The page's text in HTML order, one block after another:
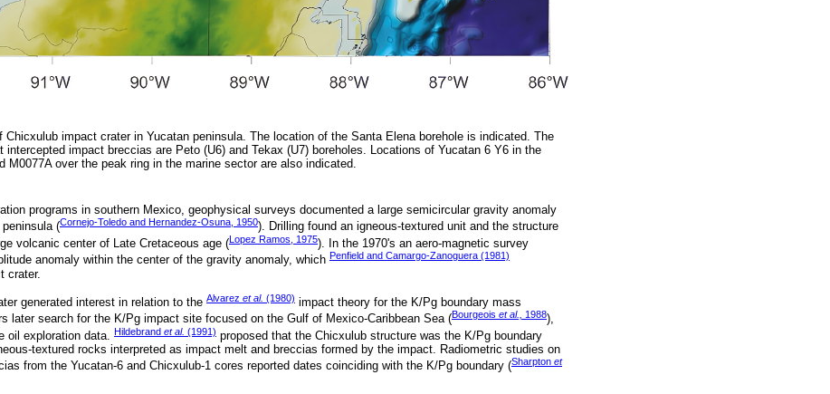
Chicxulub impact crater in Yucatan peninsula. The location of the Santa Elena borehole is indicated. The
intercepted impact breccias are Peto (U6) and Tekax (U7) boreholes. Locations of Yucatan 6 Y6 in the
M0077A over the peak ring in the marine sector are also indicated.
programs in southern Mexico, geophysical surveys documented a large semicircular gravity anomaly
(Cornejo-Toledo and Hernandez-Osuna, 1950). Drilling found an igneous-textured unit and the structure
volcanic center of Late Cretaceous age (Lopez Ramos, 1975). In the 1970's an aero-magnetic survey
anomaly within the center of the gravity anomaly, which Penfield and Camargo-Zanoguera (1981)
crater.
generated interest in relation to the Alvarez et al. (1980) impact theory for the K/Pg boundary mass
later search for the K/Pg impact site focused on the Gulf of Mexico-Caribbean Sea (Bourgeois et al., 1988),
oil exploration data.
Hildebrand et al. (1991) proposed that the Chicxulub structure was the K/Pg boundary
textured rocks interpreted as impact melt and breccias formed by the impact. Radiometric studies on
from the Yucatan-6 and Chicxulub-1 cores reported dates coinciding with the K/Pg boundary (Sharpton et